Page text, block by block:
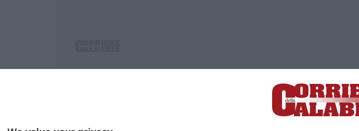
P.IVA. 03199620794, Via del mare 6/G, S.Eufemia, Lamezia Terme (CZ)
Iscrizione tribunale di Lamezia Terme 5/2011 - Direttore responsabile Paola Militano |Privacy